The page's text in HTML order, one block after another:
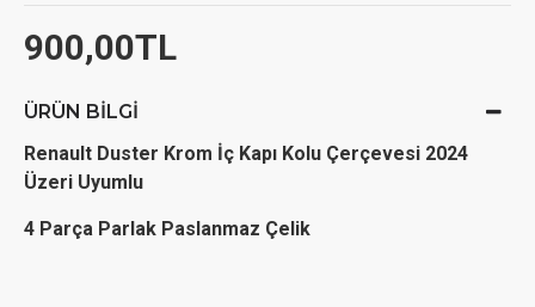
900,00TL
ÜRÜN BILGI
Renault Duster Krom İç Kapı Kolu Çerçevesi 2024
Üzeri Uyumlu
4 Parça Parlak Paslanmaz Çelik